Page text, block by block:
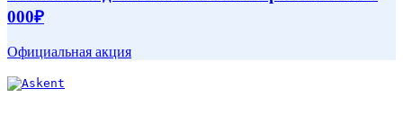
000₽
Официальная акция